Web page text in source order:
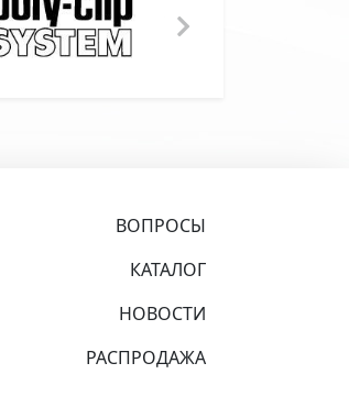
ВОПРОСЫ
КАТАЛОГ
НОВОСТИ
РАСПРОДАЖА